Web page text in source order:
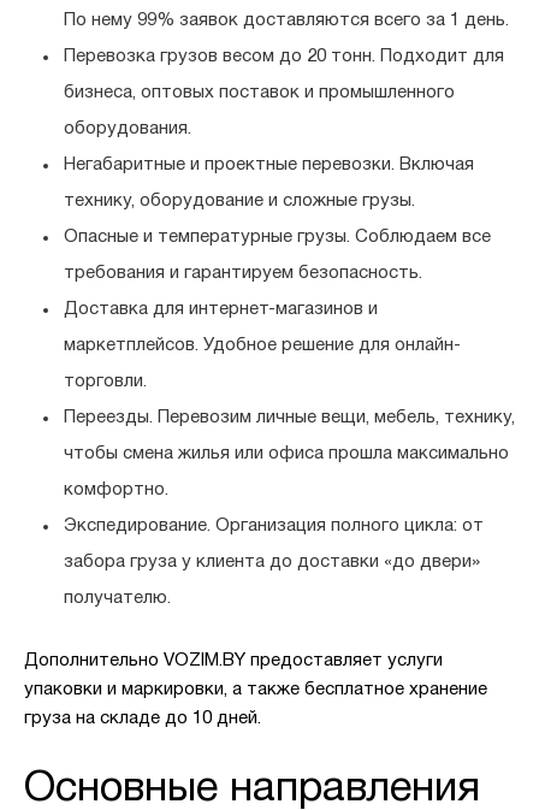
По нему 99% заявок доставляются всего за 1 день.
Перевозка грузов весом до 20 тонн. Подходит для
бизнеса, оптовых поставок и промышленного
оборудования.
Негабаритные и проектные перевозки. Включая
технику, оборудование и сложные грузы.
Опасные и температурные грузы. Соблюдаем все
требования и гарантируем безопасность.
Доставка для интернет-магазинов и
маркетплейсов. Удобное решение для онлайн-
торговли.
Переезды. Перевозим личные вещи, мебель, технику,
чтобы смена жилья или офиса прошла максимально
комфортно.
Экспедирование. Организация полного цикла: от
забора груза у клиента до доставки «до двери»
получателю.
Дополнительно VOZIM.BY предоставляет услуги
упаковки и маркировки, а также бесплатное хранение
груза на складе до 10 дней.
Основные направления